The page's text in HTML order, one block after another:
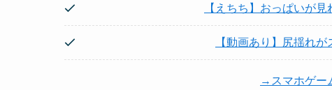
【えちち】おっぱいが
【動画あり】尻揺れ
→スマホゲー